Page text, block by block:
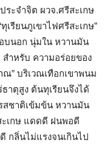
ระจำจิต ผวจ.ศรีสะเกษ
เรียนภูเขาไฟศรีสะเกษ”
บนอก นุ่มใน หวานมัน
ำหรับ ความอร่อยของ
ณ” บริเวณเทือกเขาพนม
าตุสูง ต้นทุเรียนจึงได้
สชาติเข้มข้น หวานมัน
เกษ แดดดี ฝนพอดี
กลิ่นไม่แรงจนเกินไป